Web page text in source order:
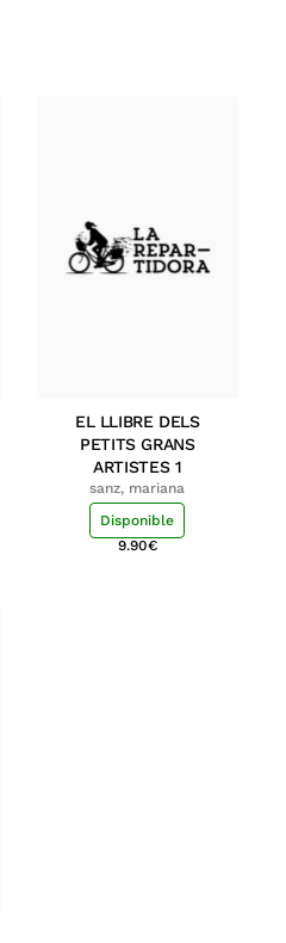
EL LLIBRE DELS
PETITS GRANS
ARTISTES 1
sanz, mariana
Disponible
9.90€